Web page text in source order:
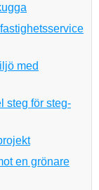
med
steg för steg-
en grönare